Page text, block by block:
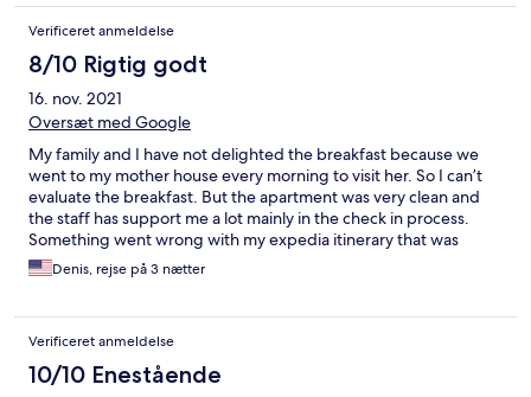
Verificeret anmeldelse
8/10 Rigtig godt
16. nov. 2021
Oversæt med Google
My family and I have not delighted the breakfast because we
went to my mother house every morning to visit her. So I can’t
evaluate the breakfast. But the apartment was very clean and
the staff has support me a lot mainly in the check in process.
Something went wrong with my expedia itinerary that was
showing as canceled. So I do recommend this place.
Denis, rejse på 3 nætter
Verificeret anmeldelse
10/10 Enestående